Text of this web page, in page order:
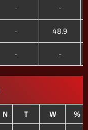
- -
- 48.9
- -
N T W %